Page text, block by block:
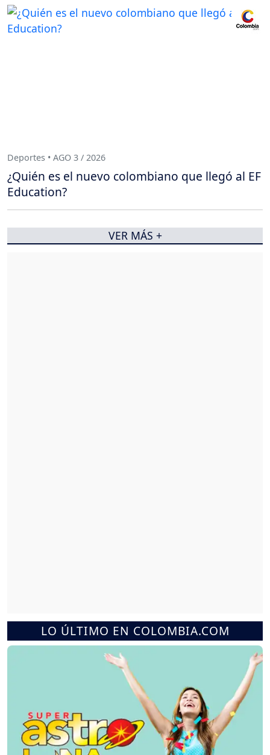
LO ÚLTIMO EN COLOMBIA.COM
Deportes • AGO 3 / 2026
¿Quién es el nuevo colombiano que llegó al EF
Education?
VER MÁS +